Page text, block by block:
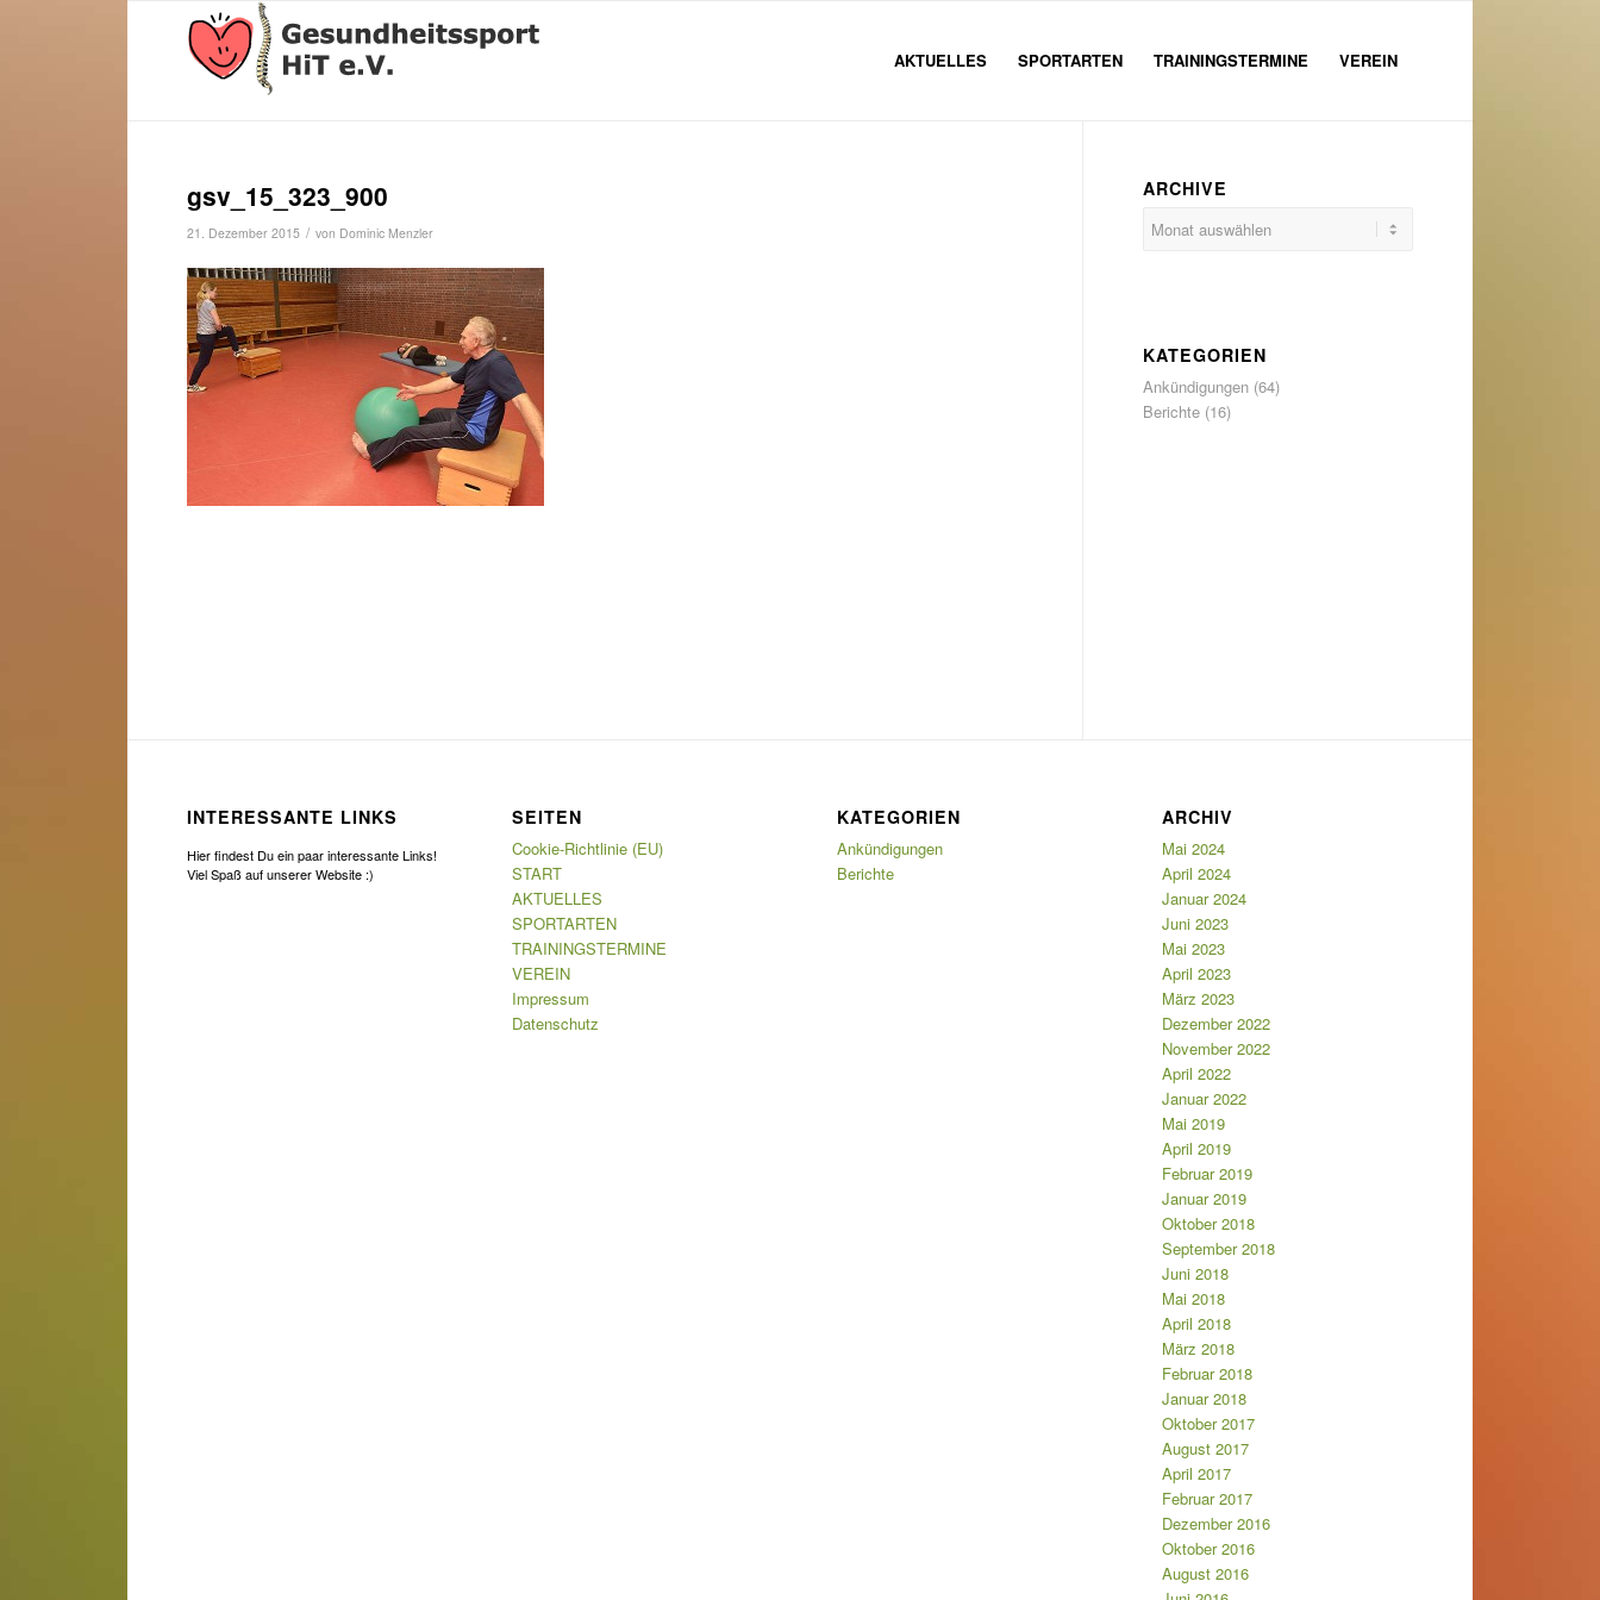
AKTUELLES SPORTARTEN TRAININGSTERMINE VEREIN
gsv_15_323_900
21. Dezember 2015 / von Dominic Menzler
ARCHIVE
KATEGORIEN
Ankündigungen(64)
Berichte(16)
INTERESSANTE LINKS
Hier findest Du ein paar interessante Links!
Viel Spaß auf unserer Website :)
SEITEN
Cookie-Richtlinie (EU)
START
AKTUELLES
SPORTARTEN
TRAININGSTERMINE
VEREIN
Impressum
Datenschutz
KATEGORIEN
Ankündigungen
Berichte
ARCHIV
Mai 2024
April 2024
Januar 2024
Juni 2023
Mai 2023
April 2023
März 2023
Dezember 2022
November 2022
April 2022
Januar 2022
Mai 2019
April 2019
Februar 2019
Januar 2019
Oktober 2018
September 2018
Juni 2018
Mai 2018
April 2018
März 2018
Februar 2018
Januar 2018
Oktober 2017
August 2017
April 2017
Februar 2017
Dezember 2016
Oktober 2016
August 2016